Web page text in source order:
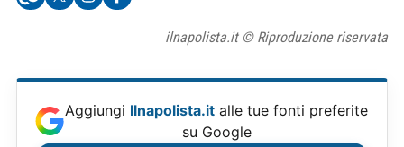
ilnapolista.it © Riproduzione riservata
Aggiungi Ilnapolista.it alle tue fonti preferite
su Google